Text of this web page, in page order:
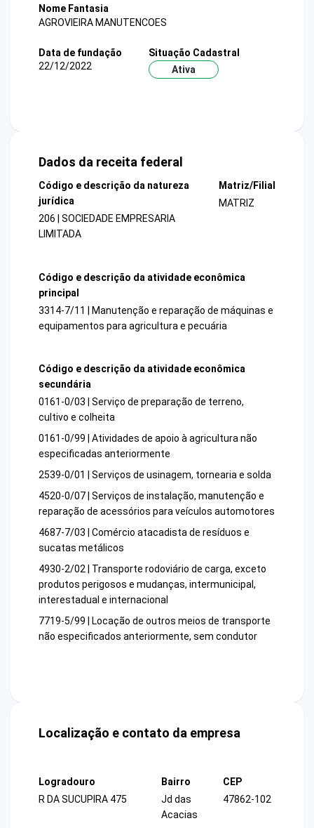
Nome Fantasia
AGROVIEIRA MANUTENCOES
Data de fundação
22/12/2022
Situação Cadastral
Ativa
Dados da receita federal
Código e descrição da natureza
jurídica
206 | SOCIEDADE EMPRESARIA
LIMITADA
Matriz/Filial
MATRIZ
Código e descrição da atividade econômica
principal
3314-7/11 | Manutenção e reparação de máquinas e
equipamentos para agricultura e pecuária
Código e descrição da atividade econômica
secundária
0161-0/03 | Serviço de preparação de terreno,
cultivo e colheita
0161-0/99 | Atividades de apoio à agricultura não
especificadas anteriormente
2539-0/01 | Serviços de usinagem, tornearia e solda
4520-0/07 | Serviços de instalação, manutenção e
reparação de acessórios para veículos automotores
4687-7/03 | Comércio atacadista de resíduos e
sucatas metálicos
4930-2/02 | Transporte rodoviário de carga, exceto
produtos perigosos e mudanças, intermunicipal,
interestadual e internacional
7719-5/99 | Locação de outros meios de transporte
não especificados anteriormente, sem condutor
Localização e contato da empresa
Logradouro
R DA SUCUPIRA 475
Bairro
Jd das
Acacias
CEP
47862-102